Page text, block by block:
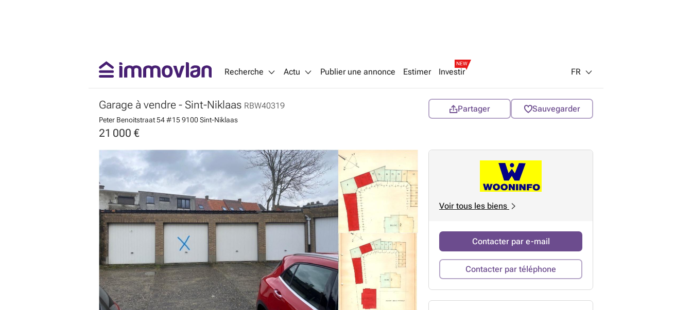
Recherche Actu Publier une annonce Estimer Investir
NEW
FR
Garage à vendre - Sint-Niklaas RBW40319
Peter Benoitstraat 54 #159100 Sint-Niklaas
21 000 €
Partager Sauvegarder
Voir tous les biens
Contacter par e-mail
Contacter par téléphone